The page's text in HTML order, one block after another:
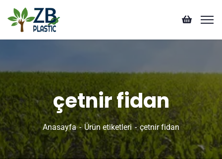
çetnir fidan
Anasayfa Ürün etiketleri çetnir fidan